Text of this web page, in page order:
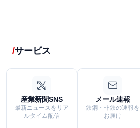
サービス
産業新聞SNS
最新ニュースをリア
ルタイム配信
メール速報
鉄鋼・非鉄の速報を
お届け